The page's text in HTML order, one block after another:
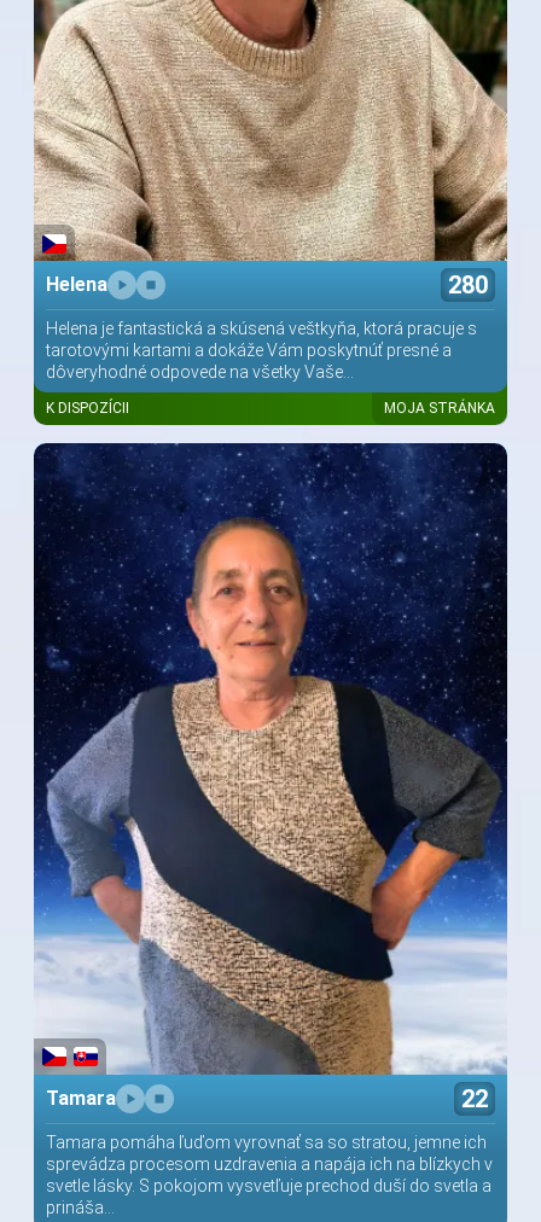
Helena 280
Helena je fantastická a skúsená veštkyňa, ktorá pracuje s
tarotovými kartami a dokáže Vám poskytnúť presné a
dôveryhodné odpovede na všetky Vaše...
K DISPOZÍCII MOJA STRÁNKA
Tamara 22
Tamara pomáha ľuďom vyrovnať sa so stratou, jemne ich
sprevádza procesom uzdravenia a napája ich na blízkych v
svetle lásky. S pokojom vysvetľuje prechod duší do svetla a
prináša...